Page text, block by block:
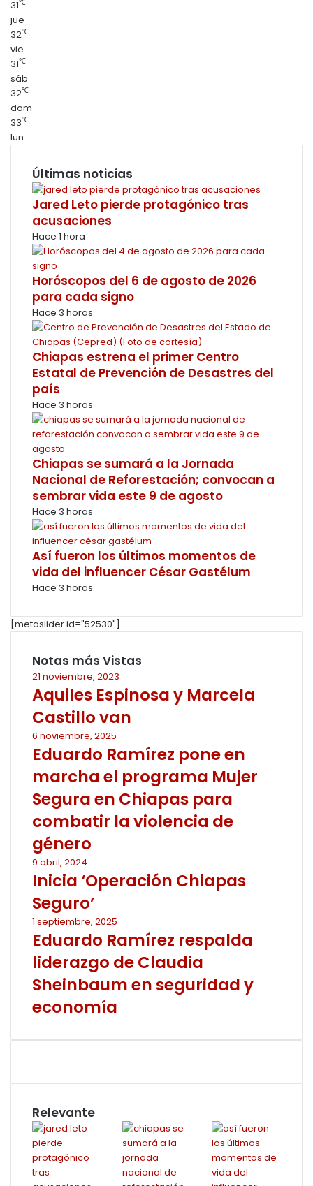
31℃
jue
32℃
vie
31℃
sáb
32℃
dom
33℃
lun
Últimas noticias
Jared Leto pierde protagónico tras
acusaciones
Hace 1 hora
Horóscopos del 6 de agosto de 2026
para cada signo
Hace 3 horas
Chiapas estrena el primer Centro
Estatal de Prevención de Desastres del
país
Hace 3 horas
Chiapas se sumará a la Jornada
Nacional de Reforestación; convocan a
sembrar vida este 9 de agosto
Hace 3 horas
Así fueron los últimos momentos de
vida del influencer César Gastélum
Hace 3 horas
[metaslider id="52530"]
Notas más Vistas
21 noviembre, 2023
Aquiles Espinosa y Marcela
Castillo van
6 noviembre, 2025
Eduardo Ramírez pone en
marcha el programa Mujer
Segura en Chiapas para
combatir la violencia de
género
9 abril, 2024
Inicia ‘Operación Chiapas
Seguro’
1 septiembre, 2025
Eduardo Ramírez respalda
liderazgo de Claudia
Sheinbaum en seguridad y
economía
Relevante